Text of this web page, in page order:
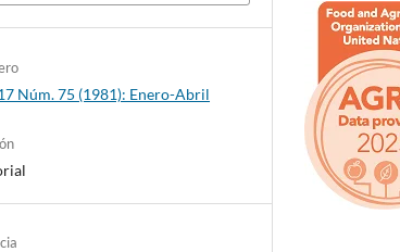
Núm. 75 (1981): Enero-Abril